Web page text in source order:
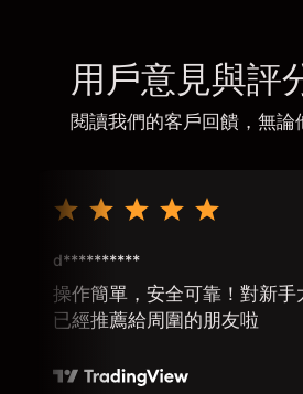
用戶意見與評
閱讀我們的客戶回饋，無論
d**********
操作簡單，安全可靠！對新手
已經推薦給周圍的朋友啦